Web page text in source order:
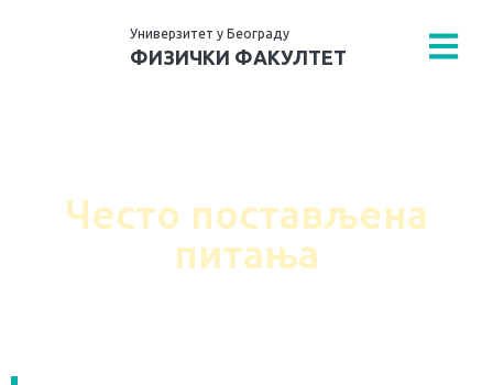
Универзитет у Београду
ФИЗИЧКИ ФАКУЛТЕТ
Често постављена
питања